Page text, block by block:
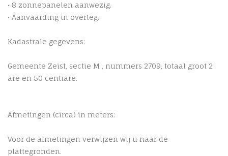
• 8 zonnepanelen aanwezig.
• Aanvaarding in overleg.
Kadastrale gegevens:
Gemeente Zeist, sectie M , nummers 2709, totaal groot 2
are en 50 centiare.
Afmetingen (circa) in meters:
Voor de afmetingen verwijzen wij u naar de
plattegronden.